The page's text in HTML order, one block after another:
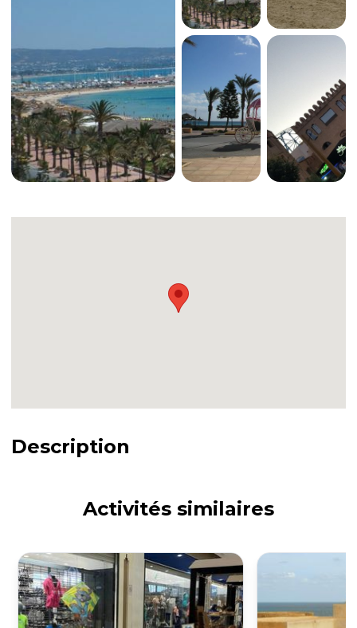
Description
Activités similaires